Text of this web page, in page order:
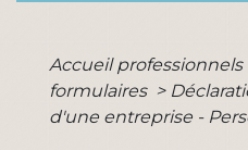
Accueil professionnels
formulaires >
d'une entreprise -